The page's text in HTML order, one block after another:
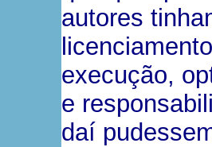
autores
execução,
e
daí